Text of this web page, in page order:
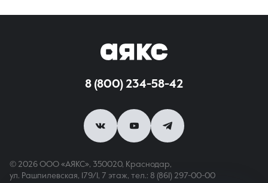
8 (800) 234-58-42
© 2026 ООО «АЯКС», 350020, Краснодар,
ул. Рашпилевская, 179/1, 7 этаж, тел.: 8 (861) 297-00-00